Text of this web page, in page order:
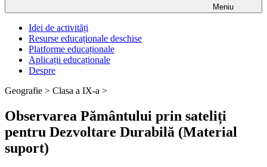
Meniu
Idei de activități
Resurse educaționale deschise
Platforme educaționale
Aplicații educaționale
Despre
Geografie > Clasa a IX-a >
Observarea Pământului prin sateliți
pentru Dezvoltare Durabilă (Material
suport)